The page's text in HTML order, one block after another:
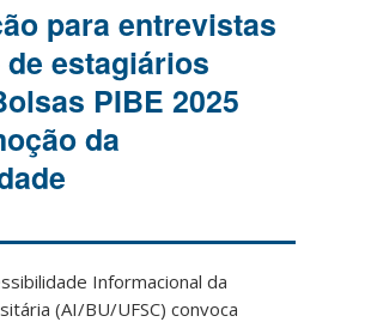
para entrevistas
de estagiários
PIBE 2025
da
Informacional da
(AI/BU/UFSC) convoca